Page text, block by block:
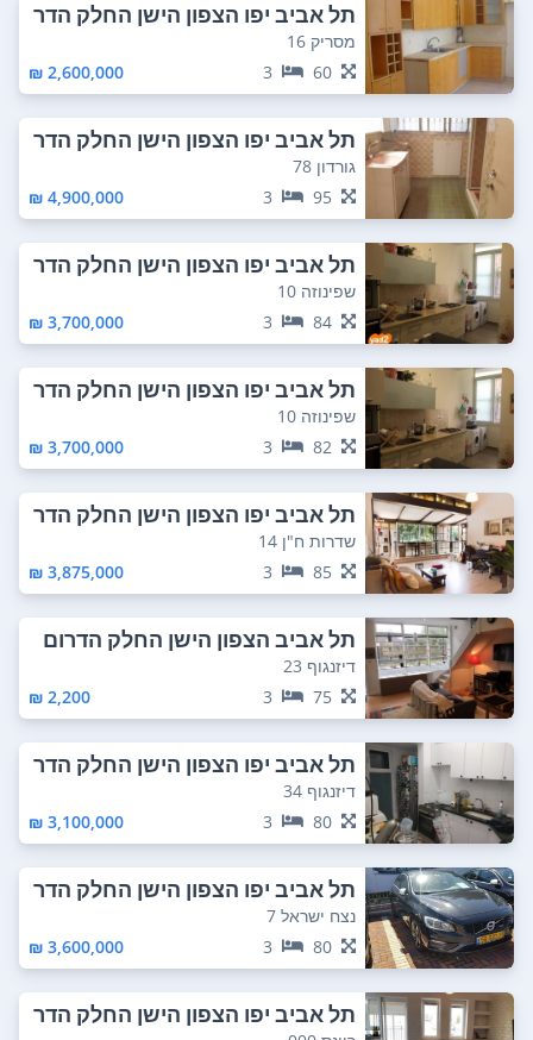
תל אביב יפו הצפון הישן החלק הדר
ום מזרחי
מסריק 16
60
3
2,600,000 ₪
תל אביב יפו הצפון הישן החלק הדר
ום מזרחי
גורדון 78
95
3
4,900,000 ₪
תל אביב יפו הצפון הישן החלק הדר
ום מזרחי
שפינוזה 10
84
3
3,700,000 ₪
תל אביב יפו הצפון הישן החלק הדר
ום מזרחי
שפינוזה 10
82
3
3,700,000 ₪
תל אביב יפו הצפון הישן החלק הדר
ום מזרחי
שדרות ח"ן 14
85
3
3,875,000 ₪
תל אביב הצפון הישן החלק הדרום
מזרחי
דיזנגוף 23
75
3
2,200 ₪
תל אביב יפו הצפון הישן החלק הדר
ום מזרחי
דיזנגוף 34
80
3
3,100,000 ₪
תל אביב יפו הצפון הישן החלק הדר
ום מזרחי
נצח ישראל 7
80
3
3,600,000 ₪
תל אביב יפו הצפון הישן החלק הדר